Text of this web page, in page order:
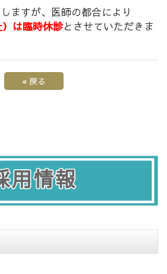
ますが、医師の都合により
は臨時休診とさせていただきま
« 戻る